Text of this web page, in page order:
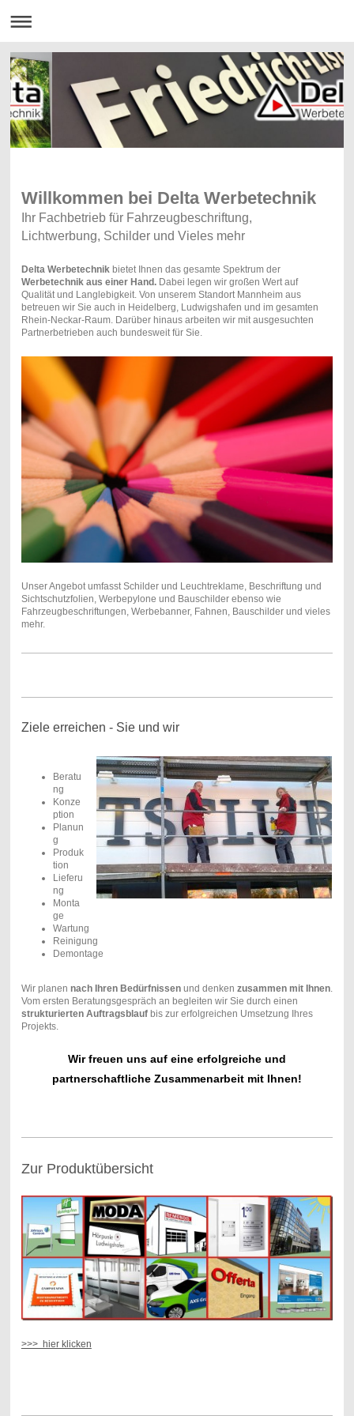
Willkommen bei Delta Werbetechnik
Ihr Fachbetrieb für Fahrzeugbeschriftung,
Lichtwerbung, Schilder und Vieles mehr
Delta Werbetechnikbietet Ihnen das gesamte Spektrum der
Werbetechnik aus einer Hand.Dabei legen wir großen Wert auf
Qualität und Langlebigkeit. Von unserem Standort Mannheim aus
betreuen wir Sie auch in Heidelberg, Ludwigshafen und im gesamten
Rhein-Neckar-Raum. Darüber hinaus arbeiten wir mit ausgesuchten
Partnerbetrieben auch bundesweit für Sie.
Unser Angebot umfasst Schilder und Leuchtreklame, Beschriftung und
Sichtschutzfolien, Werbepylone und Bauschilder ebenso wie
Fahrzeugbeschriftungen, Werbebanner, Fahnen, Bauschilder und vieles
mehr.
Ziele erreichen - Sie und wir
Beratu
ng
Konze
ption
Planun
g
Produk
tion
Lieferu
ng
Monta
ge
Wartung
Reinigung
Demontage
Wir planen nach Ihren Bedürfnissenund denken zusammen mit Ihnen.
Vom ersten Beratungsgespräch an begleiten wir Sie durch einen
strukturierten Auftragsblaufbis zur erfolgreichen Umsetzung Ihres
Projekts.
Wir freuen uns auf eine erfolgreiche und
partnerschaftliche Zusammenarbeit mit Ihnen!
Zur Produktübersicht
>>> hier klicken